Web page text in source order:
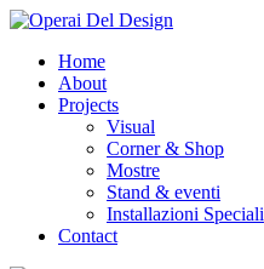
Home
About
Projects
Visual
Corner & Shop
Mostre
Stand & eventi
Installazioni Speciali
Contact